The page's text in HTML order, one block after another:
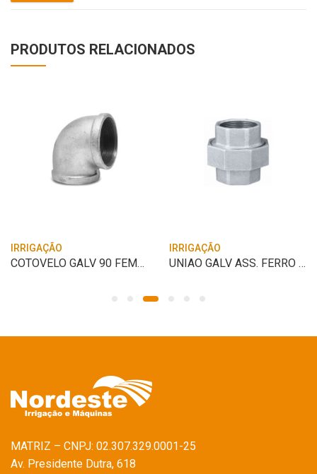
PRODUTOS RELACIONADOS
IRRIGAÇÃO
COTOVELO GALV 90 FEMEA 1″
IRRIGAÇÃO
UNIAO GALV ASS. FERRO 1″
MATRIZ – CNPJ: 02.307.329.0001-25
Av. Presidente Dutra, 618